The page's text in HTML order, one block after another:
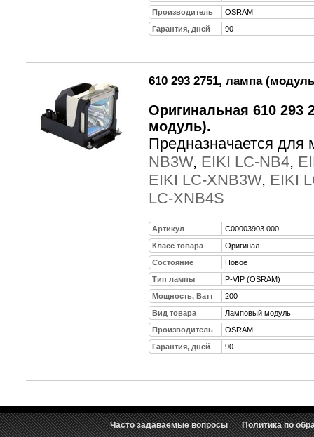
Производитель
OSRAM
Гарантия, дней
90
610 293 2751, лампа
Оригинальная 610
модуль).
Предназначается для
NB3W, EIKI LC-NB4,
EIKI LC-XNB3W, EIKI
LC-XNB4S
Артикул
C00003903.000
Класс товара
Оригинал
Состояние
Новое
Тип лампы
P-VIP (OSRAM)
Мощность, Ватт
200
Вид товара
Ламповый модуль
Производитель
OSRAM
Гарантия, дней
90
Часто задаваемые вопросы Политика по